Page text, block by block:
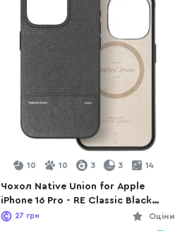
10 10 3 3 14
Чохол Native Union for Apple
iPhone 16 Pro - RE Classic Black
(RECLA-BLK-NP24P)
Оціни
27 грн